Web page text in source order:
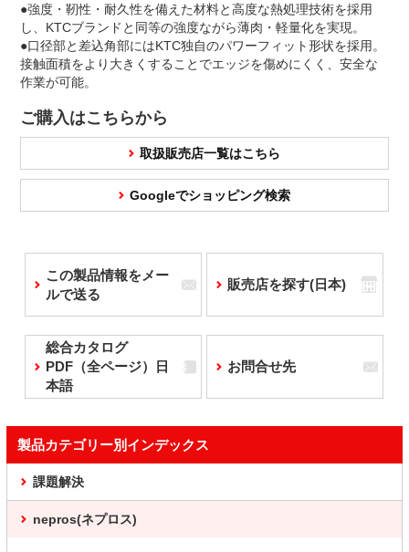
●強度・靭性・耐久性を備えた材料と高度な熱処理技術を採用
し、KTCブランドと同等の強度ながら薄肉・軽量化を実現。
●口径部と差込角部にはKTC独自のパワーフィット形状を採用。
接触面積をより大きくすることでエッジを傷めにくく、安全な
作業が可能。
ご購入はこちらから
取扱販売店一覧はこちら
Googleでショッピング検索
この製品情報をメー
ルで送る
販売店を探す(日本)
総合カタログ
PDF（全ページ）日
本語
お問合せ先
製品カテゴリー別インデックス
課題解決
nepros(ネプロス)